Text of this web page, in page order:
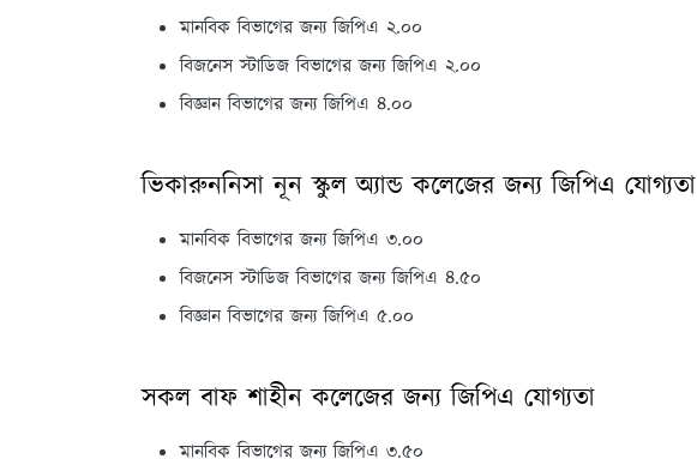
মানবিক বিভাগের জন্য জিপিএ ২.০০
বিজনেস স্টাডিজ বিভাগের জন্য জিপিএ ২.০০
বিজ্ঞান বিভাগের জন্য জিপিএ ৪.০০
ভিকারুননিসা নূন স্কুল অ্যান্ড কলেজের জন্য জিপিএ যোগ্যতা
মানবিক বিভাগের জন্য জিপিএ ৩.০০
বিজনেস স্টাডিজ বিভাগের জন্য জিপিএ ৪.৫০
বিজ্ঞান বিভাগের জন্য জিপিএ ৫.০০
সকল বাফ শাহীন কলেজের জন্য জিপিএ যোগ্যতা
মানবিক বিভাগের জন্য জিপিএ ৩.৫০